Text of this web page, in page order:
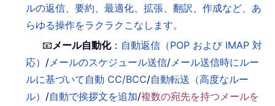
ルの返信、要約、最適化、拡張、翻訳、作成など、あ
らゆる操作をラクラクこなします。
📧 メール自動化： 自動返信（POP および IMAP 対
応） / メールのスケジュール送信/ メール送信時にルー
ルに基づいて自動 CC/BCC/自動転送（高度なルー
ル） /自動で挨拶文を追加/複数の宛先を持つメールを